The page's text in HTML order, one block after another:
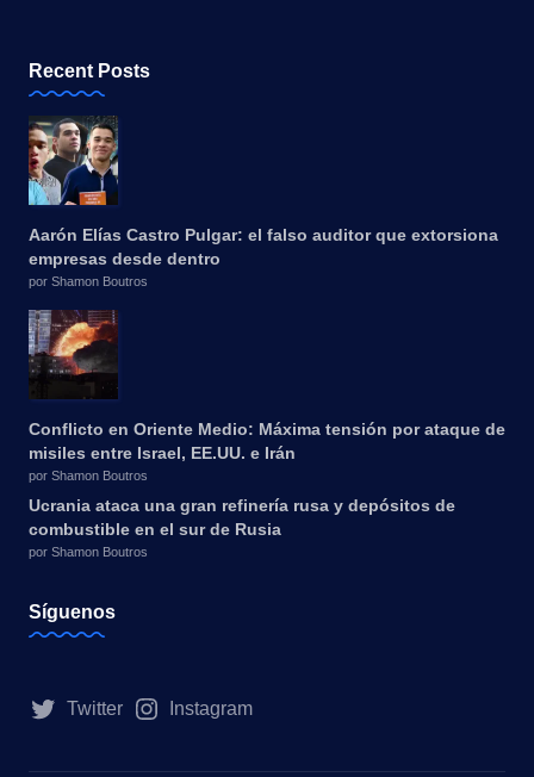
Recent Posts
Aarón Elías Castro Pulgar: el falso auditor que extorsiona
empresas desde dentro
por Shamon Boutros
Conflicto en Oriente Medio: Máxima tensión por ataque de
misiles entre Israel, EE.UU. e Irán
por Shamon Boutros
Ucrania ataca una gran refinería rusa y depósitos de
combustible en el sur de Rusia
por Shamon Boutros
Síguenos
Twitter Instagram